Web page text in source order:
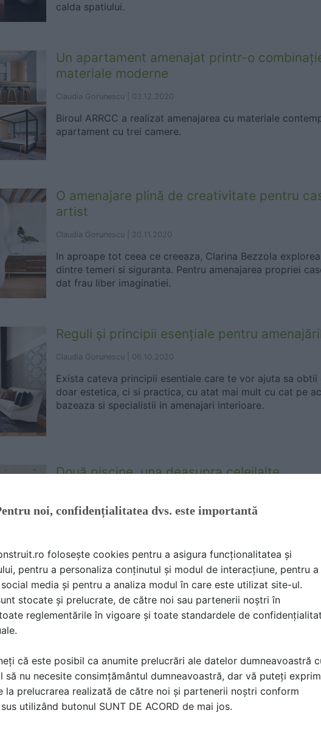
calda spatiului.
Un apartament amenajat printr-o
materiale moderne
Claudia Gorunescu | 03.12.2020
Biroul ARRCC a realizat amenajarea cu materiale
apartament cu trei camere.
O amenajare plină de creativitate pentru
artist
Claudia Gorunescu | 20.11.2020
In aproape tot ceea ce creeaza, Clarina Bezzola
dintre temeri si siguranta. Pentru amenajarea propriei
dat frau liber imaginatiei.
Reguli și principii esențiale pentru
Claudia Gorunescu | 06.10.2020
Exista cateva principii esentiale care te vor ajuta sa obtii
doar estetica, ci si practica, cu atat mai mult cu cat pe
bazeaza si specialistii in amenajari interioare.
Două piscine, una deasupra celeilalte
O piscina exterioara cu pardoseala transparenta, din
parca deasupra unei alte piscine si ambele sunt incluse
5 greşeli des întâlnite în gestionarea
O greseala in dispunerea corpurilor de iluminat aduce un
disconfort, asa ca haideti sa facem lumina peste
vedem ce putem evita!
noi, confidențialitatea dvs. este importantă
folosește cookies pentru a asigura funcționalitatea și
pentru a personaliza conținutul și modul de interacțiune, pentru a
media și pentru a analiza modul în care este utilizat site-ul.
stocate și prelucrate, de către noi sau partenerii noștri în
reglementările în vigoare și toate standardele de
că este posibil ca anumite prelucrări ale datelor dumneavoastră
să nu necesite consimțământul dumneavoastră, dar vă puteți
la prelucrarea realizată de către noi și partenerii noștri conform
utilizând butonul SUNT DE ACORD de mai jos.